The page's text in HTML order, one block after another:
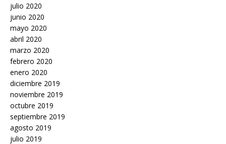
julio 2020
junio 2020
mayo 2020
abril 2020
marzo 2020
febrero 2020
enero 2020
diciembre 2019
noviembre 2019
octubre 2019
septiembre 2019
agosto 2019
julio 2019